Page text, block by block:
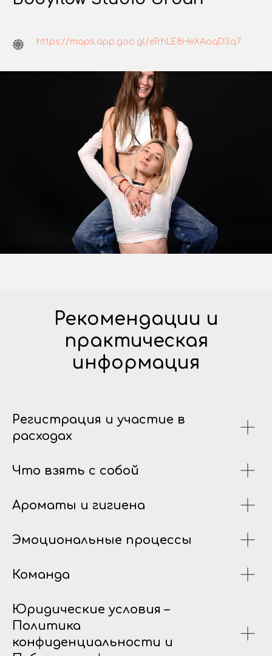
https://maps.app.goo.gl/eTrhLE8HeXAaqD3q7
Рекомендации и
практическая
информация
Регистрация и участие в
расходах
Что взять с собой
Ароматы и гигиена
Эмоциональные процессы
Команда
Юридические условия –
Политика
конфиденциальности и